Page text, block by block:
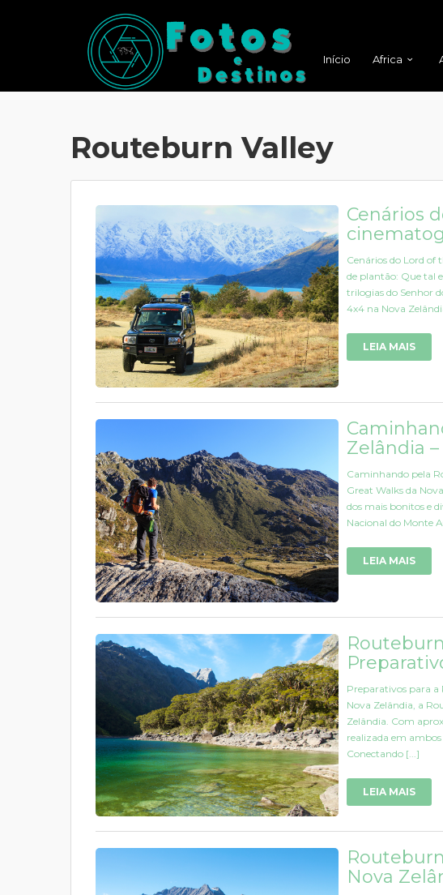
Início Africa
Routeburn Valley
Cenários
Cenários do Lord of
de plantão: Que tal
trilogias do Senhor
4x4 na Nova
LEIA MAIS
Zelândia
Caminhando pela
Great Walks da
dos mais bonitos e
Nacional do Monte
LEIA MAIS
Preparativos para a
Nova Zelândia, a
Zelândia. Com
realizada em ambos
Conectando [...]
LEIA MAIS
Nova